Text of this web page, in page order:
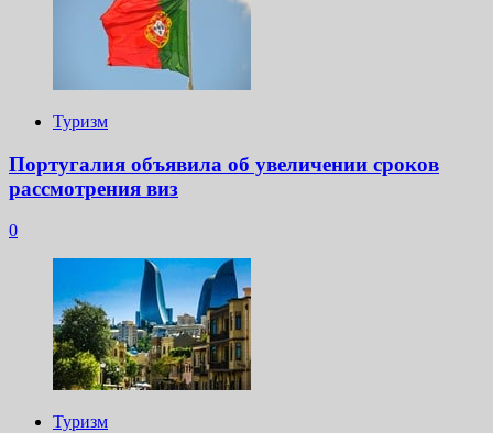
Туризм
Португалия объявила об увеличении сроков
рассмотрения виз
0
Туризм